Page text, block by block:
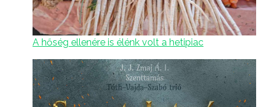
A hőség ellenére is élénk volt a hetipiac